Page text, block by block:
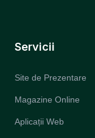
Servicii
Site de Prezentare
Magazine Online
Aplicații Web